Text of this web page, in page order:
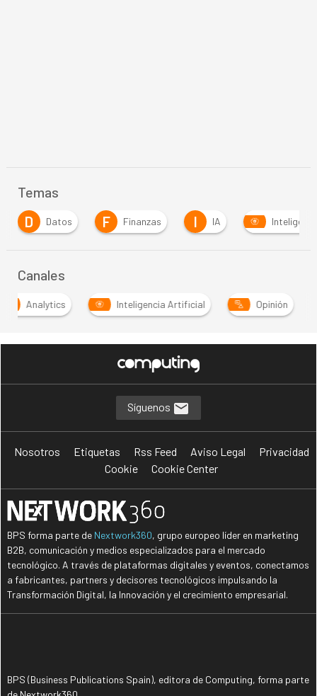
Temas
F
Finanzas I IA Inteligencia Artificial
Canales
Analytics Inteligencia Artificial Opinión
Síguenos
Nosotros Etiquetas Rss Feed Aviso Legal
Privacidad
Cookie
Cookie Center
BPS forma parte de Nextwork360, grupo europeo líder en marketing
B2B, comunicación y medios especializados para el mercado
tecnológico. A través de plataformas digitales y eventos, conectamos
a fabricantes, partners y decisores tecnológicos impulsando la
Transformación Digital, la Innovación y el crecimiento empresarial.
BPS (Business Publications Spain), editora de Computing, forma parte